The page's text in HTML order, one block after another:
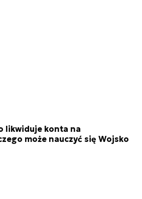
likwiduje konta na
może nauczyć się Wojsko